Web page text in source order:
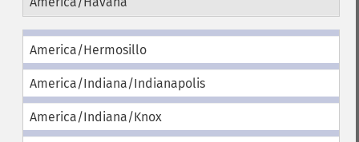
America/Hermosillo
America/Indiana/Indianapolis
America/Indiana/Knox